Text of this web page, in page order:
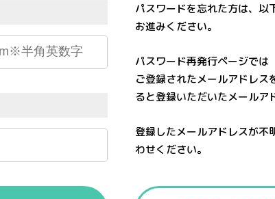
パスワードを忘れた方は、以
お進みください。
パスワード再発行ページでは
ご登録されたメールアドレ
ると登録いただいたメール
登録したメールアドレスが不
わせください。